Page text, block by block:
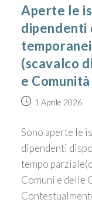
Aperte le
dipendenti
(scavalco
e
1 Aprile 2026
Sono aperte le
dipendenti
tempo
Comuni e delle